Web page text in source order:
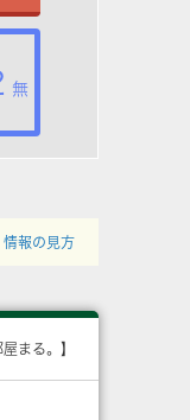
無
情報の見方
まる。】